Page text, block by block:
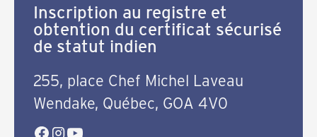
Inscription au registre et
obtention du certificat sécurisé
de statut indien
255, place Chef Michel Laveau
Wendake, Québec, GOA 4V0